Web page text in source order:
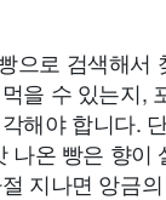
으로 검색해서
을 수 있는지,
해야 합니다.
나온 빵은 향이
지나면 앙금